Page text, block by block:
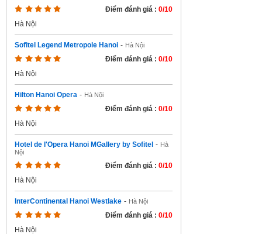
Điểm đánh giá : 0/10
Hà Nội
Sofitel Legend Metropole Hanoi - Hà Nội
Điểm đánh giá : 0/10
Hà Nội
Hilton Hanoi Opera - Hà Nội
Điểm đánh giá : 0/10
Hà Nội
Hotel de l'Opera Hanoi MGallery by Sofitel - Hà
Nội
Điểm đánh giá : 0/10
Hà Nội
InterContinental Hanoi Westlake - Hà Nội
Điểm đánh giá : 0/10
Hà Nội